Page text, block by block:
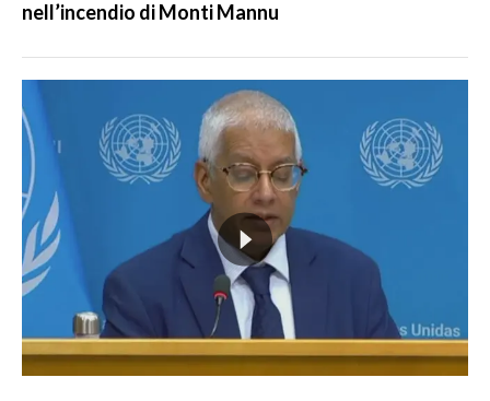
nell’incendio di Monti Mannu